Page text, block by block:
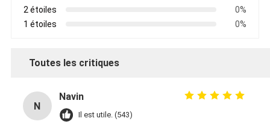
2 étoiles
0%
1 étoiles
0%
Toutes les critiques
N
Navin
Il est utile. (543)